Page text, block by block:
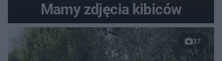
Mamy zdjęcia kibiców
37